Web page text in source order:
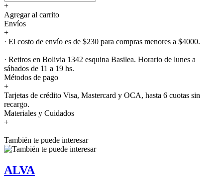
+
Agregar al carrito
Envíos
+
· El costo de envío es de $230 para compras menores a $4000.
· Retiros en Bolivia 1342 esquina Basilea. Horario de lunes a
sábados de 11 a 19 hs.
Métodos de pago
+
Tarjetas de crédito Visa, Mastercard y OCA, hasta 6 cuotas sin
recargo.
Materiales y Cuidados
+
También te puede interesar
ALVA